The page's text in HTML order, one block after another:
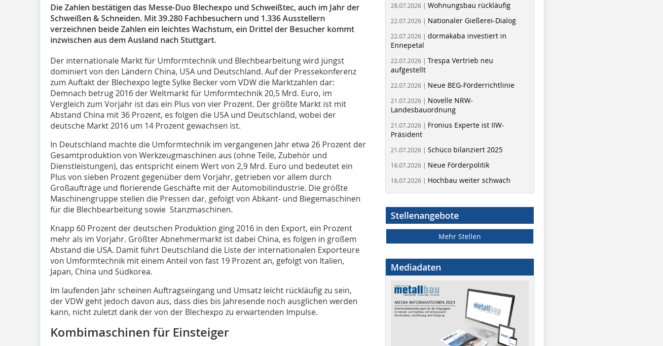
Die Zahlen bestätigen das Messe-Duo Blechexpo und Schweißtec, auch im Jahr der
Schweißen & Schneiden. Mit 39.280 Fachbesuchern und 1.336 Ausstellern
verzeichnen beide Zahlen ein leichtes Wachstum, ein Drittel der Besucher kommt
inzwischen aus dem Ausland nach Stuttgart.
Der internationale Markt für Umformtechnik und Blechbearbeitung wird jüngst
dominiert von den Ländern China, USA und Deutschland. Auf der Pressekonferenz
zum Auftakt der Blechexpo legte Sylke Becker vom VDW die Marktzahlen dar:
Demnach betrug 2016 der Weltmarkt für Umformtechnik 20,5 Mrd. Euro, im
Vergleich zum Vorjahr ist das ein Plus von vier Prozent. Der größte Markt ist mit
Abstand China mit 36 Prozent, es folgen die USA und Deutschland, wobei der
deutsche Markt 2016 um 14 Prozent gewachsen ist.
In Deutschland machte die Umformtechnik im vergangenen Jahr etwa 26 Prozent der
Gesamtproduktion von Werkzeugmaschinen aus (ohne Teile, Zubehör und
Dienstleistungen), das entspricht einem Wert von 2,9 Mrd. Euro und bedeutet ein
Plus von sieben Prozent gegenüber dem Vorjahr, getrieben vor allem durch
Großaufträge und florierende Geschäfte mit der Automobilindustrie. Die größte
Maschinengruppe stellen die Pressen dar, gefolgt von Abkant- und Biegemaschinen
für die Blechbearbeitung sowie Stanzmaschinen.
Knapp 60 Prozent der deutschen Produktion ging 2016 in den Export, ein Prozent
mehr als im Vorjahr. Größter Abnehmermarkt ist dabei China, es folgen in großem
Abstand die USA. Damit führt Deutschland die Liste der internationalen Exporteure
von Umformtechnik mit einem Anteil von fast 19 Prozent an, gefolgt von Italien,
Japan, China und Südkorea.
Im laufenden Jahr scheinen Auftragseingang und Umsatz leicht rückläufig zu sein,
der VDW geht jedoch davon aus, dass dies bis Jahresende noch ausglichen werden
kann, nicht zuletzt dank der von der Blechexpo zu erwartenden Impulse.
Kombimaschinen für Einsteiger
28.07.2026 | Wohnungsbau rückläufig
22.07.2026 | Nationaler Gießerei-Dialog
22.07.2026 | dormakaba investiert in
Ennepetal
22.07.2026 | Trespa Vertrieb neu
aufgestellt
22.07.2026 | Neue BEG-Förderrichtlinie
21.07.2026 | Novelle NRW-
Landesbauordnung
21.07.2026 | Fronius Experte ist IIW-
Präsident
21.07.2026 | Schüco bilanziert 2025
16.07.2026 | Neue Förderpolitik
16.07.2026 | Hochbau weiter schwach
Stellenangebote
Mehr Stellen
Mediadaten